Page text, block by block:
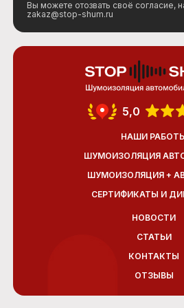
Вы можете отозвать своё согласие,
zakaz@stop-shum.ru
5,0
НАШИ
ШУМОИЗОЛЯЦИЯ
ШУМОИЗОЛЯЦИЯ +
СЕРТИФИКАТЫ И
НОВОСТИ
СТАТЬИ
КОНТАКТЫ
ОТЗЫВЫ